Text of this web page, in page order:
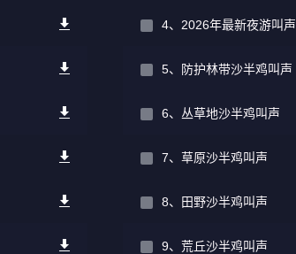
4、2026年最新夜游叫声
5、防护林带沙半鸡叫声
6、丛草地沙半鸡叫声
7、草原沙半鸡叫声
8、田野沙半鸡叫声
9、荒丘沙半鸡叫声